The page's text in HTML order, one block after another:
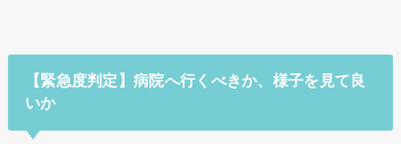
【緊急度判定】病院へ行くべきか、様子を見て良
いか